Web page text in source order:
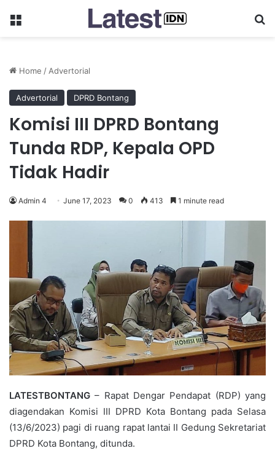
Menu
Home /Advertorial
Advertorial DPRD Bontang
Komisi III DPRD Bontang
Tunda RDP, Kepala OPD
Tidak Hadir
Admin 4 June 17, 2023 0 413 1 minute read
LATESTBONTANG – Rapat Dengar Pendapat (RDP) yang
diagendakan Komisi III DPRD Kota Bontang pada Selasa
(13/6/2023) pagi di ruang rapat lantai II Gedung Sekretariat
DPRD Kota Bontang, ditunda.